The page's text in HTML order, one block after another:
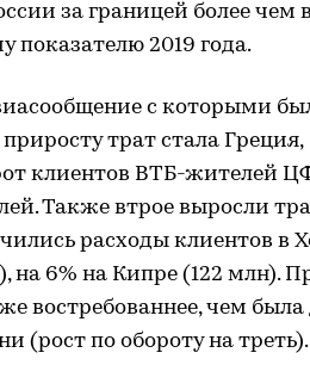
за границей более чем в
показателю 2019 года.
с которыми
трат стала Греция,
клиентов ВТБ-жителей
Также втрое выросли
расходы клиентов в
на 6% на Кипре (122 млн).
востребованнее, чем была
(рост по обороту на треть).